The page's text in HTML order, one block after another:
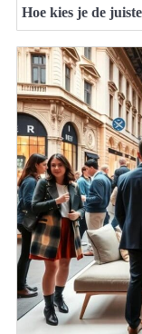
Hoe kies je de